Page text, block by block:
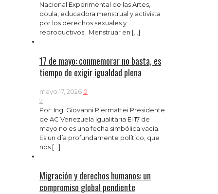
Nacional Experimental de las Artes,
doula, educadora menstrual y activista
por los derechos sexuales y
reproductivos. Menstruar en […]
17 de mayo: conmemorar no basta, es
tiempo de exigir igualdad plena
mayo 17, 2026 0
2
Por: Ing. Giovanni Piermattei Presidente
de AC Venezuela Igualitaria El 17 de
mayo no es una fecha simbólica vacía.
Es un día profundamente político, que
nos […]
Migración y derechos humanos: un
compromiso global pendiente